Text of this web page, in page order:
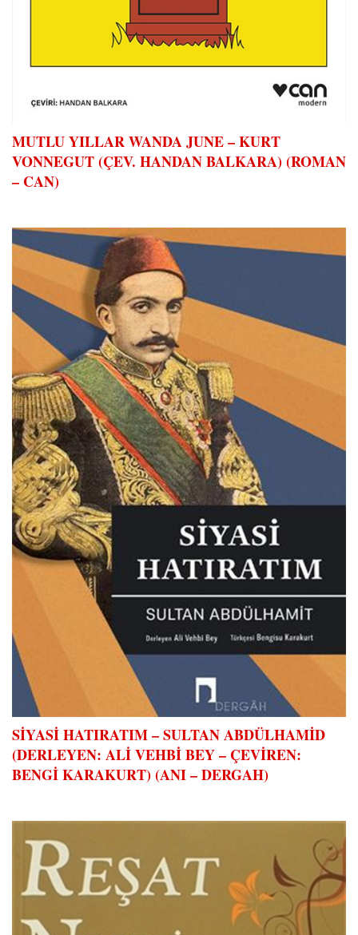
MUTLU YILLAR WANDA JUNE – KURT
VONNEGUT (ÇEV. HANDAN BALKARA) (ROMAN
– CAN)
SİYASİ HATIRATIM – SULTAN ABDÜLHAMİD
(DERLEYEN: ALİ VEHBİ BEY – ÇEVİREN:
BENGİ KARAKURT) (ANI – DERGAH)